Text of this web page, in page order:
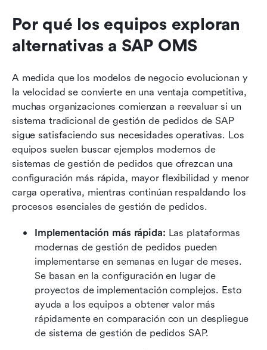
Por qué los equipos exploran
alternativas a SAP OMS
A medida que los modelos de negocio evolucionan y
la velocidad se convierte en una ventaja competitiva,
muchas organizaciones comienzan a reevaluar si un
sistema tradicional de gestión de pedidos de SAP
sigue satisfaciendo sus necesidades operativas. Los
equipos suelen buscar ejemplos modernos de
sistemas de gestión de pedidos que ofrezcan una
configuración más rápida, mayor flexibilidad y menor
carga operativa, mientras continúan respaldando los
procesos esenciales de gestión de pedidos.
Implementación más rápida: Las plataformas
modernas de gestión de pedidos pueden
implementarse en semanas en lugar de meses.
Se basan en la configuración en lugar de
proyectos de implementación complejos. Esto
ayuda a los equipos a obtener valor más
rápidamente en comparación con un despliegue
de sistema de gestión de pedidos SAP.